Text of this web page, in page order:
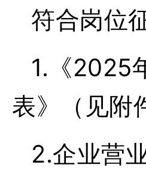
符合岗位
1.《2025
表》（见附
2.企业营